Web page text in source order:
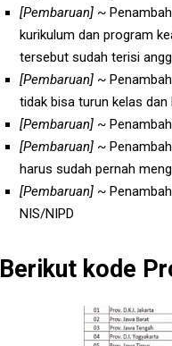
[Pembaruan] ~
kurikulum dan program
tersebut sudah terisi
[Pembaruan] ~
tidak bisa turun kelas
[Pembaruan]~
[Pembaruan] ~
harus sudah pernah
[Pembaruan]~
NIS/NIPD
Berikut kode